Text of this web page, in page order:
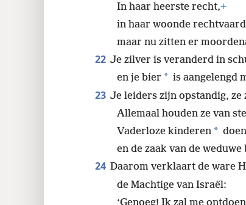
In haar heerste recht,+
in haar woonde
maar nu zitten er
22 Je zilver is veranderd in
en je bier * is aangelengd
23 Je leiders zijn opstandig, ze
Allemaal houden ze van
Vaderloze kinderen *
en de zaak van de
24 Daarom verklaart de ware
de Machtige van Israël: